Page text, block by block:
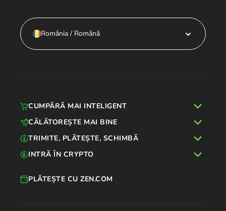
România / Română
PLĂTEȘTE CU ZEN.COM
CUMPĂRĂ MAI INTELIGENT
CĂLĂTOREȘTE MAI BINE
TRIMITE, PLĂTEȘTE, SCHIMBĂ
INTRĂ ÎN CRYPTO